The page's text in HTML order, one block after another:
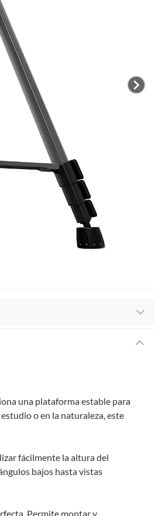
hormigón, albañilería.
colchones, muebles, bicicletas y
una plataforma estable para
o en la naturaleza, este
fácilmente la altura del
bajos hasta vistas
Permite montar y